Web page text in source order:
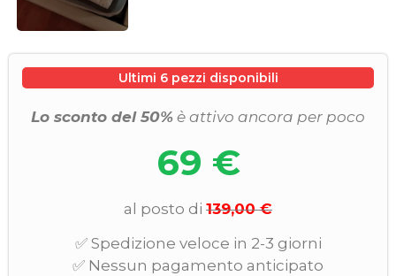
Ultimi 6 pezzi disponibili
Lo sconto del 50% è attivo ancora per poco
69 €
al posto di 139,00 €
✅ Spedizione veloce in 2-3 giorni
✅ Nessun pagamento anticipato